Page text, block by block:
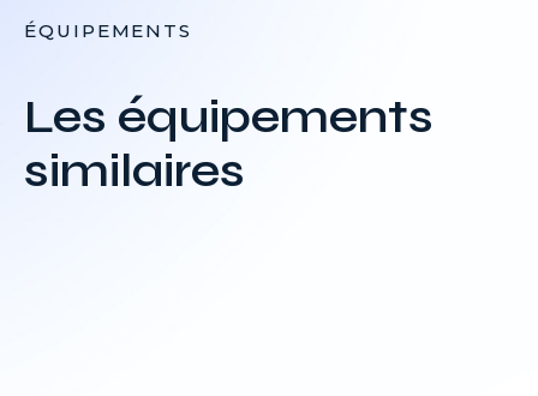
ÉQUIPEMENTS
Les équipements
similaires